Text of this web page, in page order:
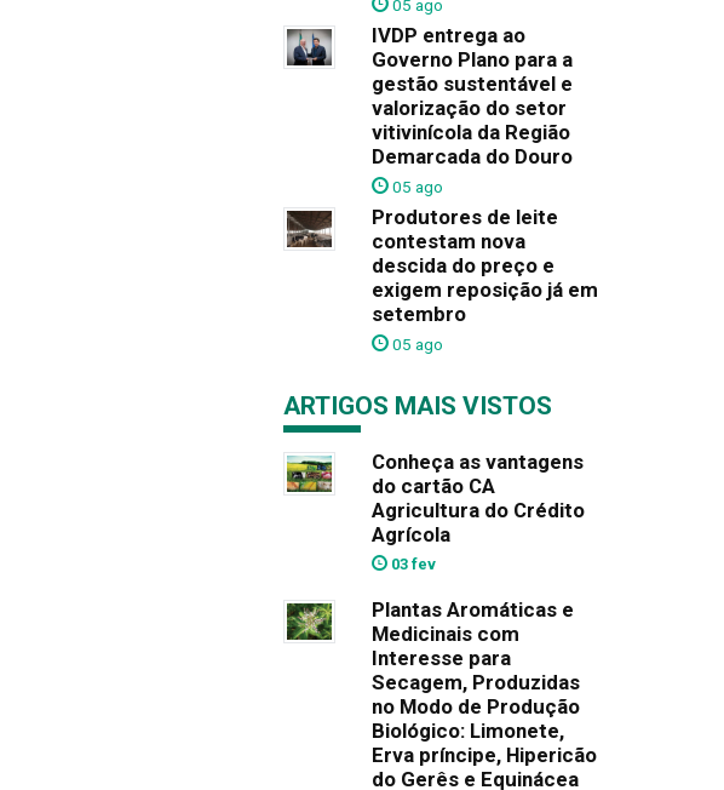
05 ago
IVDP entrega ao
Governo Plano para a
gestão sustentável e
valorização do setor
vitivinícola da Região
Demarcada do Douro
05 ago
Produtores de leite
contestam nova
descida do preço e
exigem reposição já em
setembro
05 ago
ARTIGOS MAIS VISTOS
Conheça as vantagens
do cartão CA
Agricultura do Crédito
Agrícola
03 fev
Plantas Aromáticas e
Medicinais com
Interesse para
Secagem, Produzidas
no Modo de Produção
Biológico: Limonete,
Erva príncipe, Hipericão
do Gerês e Equinácea